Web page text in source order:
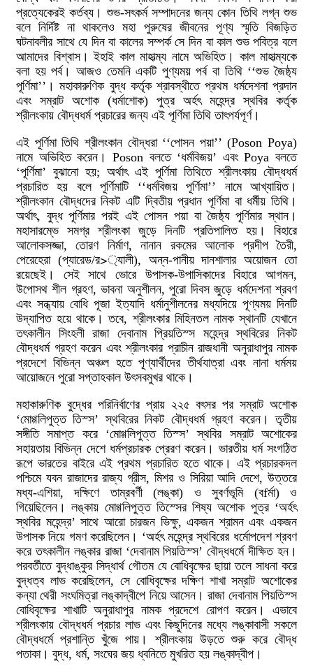
প্রত্যেকেরই কর্তব্য। শুভ-সৎকর্ম সম্পাদনের জন্য কোন তিথি লগ্ন শুভ
বলে নির্দিষ্ট না থাকলেও মহা পুরুষের জীবনের পূণ্য স্মৃতি বিজড়িত
ঘটনাবলীর সাথে যে দিন বা কালের সম্পর্ক সে দিন বা কাল শুভ পবিত্র বলে
আমাদের বিশ্বাস। ইহাই কাল মাহাত্ম্য নামে অভিহিত। কাল মাহাত্ম্যকে
বলা হয় পর্ব। আজও তেমনি একটি পুণ্যময় পর্ব বা তিথি ‘‘শুভ জৈষ্ঠ্য
পূর্ণিমা’’। মহাকারুণিক বুদ্ধ কর্তৃক শ্রাবস্থীতে প্রথম ধর্মদেশনা প্রদান
এবং সম্রাট অশোক (ধর্মাশোক) পুত্র অর্হৎ মহেন্দ্র স্থবির কর্তৃক
শ্রীলংকায় বৌদ্ধধর্ম প্রচারের জন্য এই পূর্ণিমা তিথি তাৎপর্যপূর্ণ।
এই পূর্ণিমা তিথি শ্রীলংকান বৌদ্ধরা ‘‘পোসন পয়া’’ (Poson Poya)
নামে অভিহিত করেন। Poson বলতে ‘ধর্মবিজয়’ এবং Poya বলতে
‘পূর্ণিমা’ বুঝানো হয়; অর্থাৎ এই পূর্ণিমা তিথিতে শ্রীলংকায় বৌদ্ধধর্ম
প্রচারিত হয় বলে পূর্ণিমাটি ‘‘ধর্মবিজয় পূর্ণিমা’’ নামে আখ্যায়িত।
শ্রীলংকান বৌদ্ধদের নিকট এটি দ্বিতীয় প্রধান পূর্ণিমা বা ধর্মীয় তিথি।
অর্থাৎ, বুদ্ধ পূর্ণিমার পরই এই পোসন পয়া বা জৈষ্ঠ্য পূর্ণিমার স্থান।
মহাসারম্ভে সমগ্র শ্রীলংকা জুড়ে দিনটি প্রতিপালিত হয়। বিহারে
আলোকসজ্জা, তোরণ নির্মাণ, নানান রকমের আলোক প্রদীপ তৈরী,
পেরেহেরা (প্যারেড/র>্যালী), অন্ন-পানীয় দানশালার অয়োজন তো
রয়েছেই। সেই সাথে ভোরে উপাসক-উপাসিকাদের বিহারে আগমন,
উপোসথ শীল গ্রহণ, ভাবনা অনুশীলন, পুরো দিবস জুড়ে ধর্মদেশনা শ্রবণ
এবং সন্ধ্যায় বোধি পূজা ইত্যাদি ধর্মানুশীলনের মধ্যদিয়ে পূণ্যময় দিনটি
উদ্যাপিত হয়ে থাকে। তবে, শ্রীলংকার মিহিনতল নামক স্থানটি যেখানে
তৎকালীন সিংহলী রাজা দেবানাম প্রিয়তিস্স মহেন্দ্র স্থবিরের নিকট
বৌদ্ধধর্ম গ্রহণ করেন এবং শ্রীলংকার প্রাচীন রাজধানী অনুরাধাপুর নামক
প্রদেশে বিভিন্ন অঞ্চল হতে পূণ্যার্থীদের তীর্থযাত্রা এবং নানা ধর্মময়
আয়োজনে পুরো সপ্তাহকাল উৎসবমুখর থাকে।
মহাকারুণিক বুদ্ধের পরিনির্বাণের প্রায় ২২৫ বৎসর পর সম্রাট অশোক
‘মোগ্গলিপুত্ত তিস্স’ স্থবিরের নিকট বৌদ্ধধর্ম গ্রহণ করেন। তৃতীয়
সঙ্গীতি সমাপ্ত করে ‘মোগ্গলিপুত্ত তিস্স’ স্থবির সম্রাট অশোকের
সহায়তায় বিভিন্ন দেশে ধর্মপ্রচারক প্রেরণ করেন। ভারতীয় ধর্ম সংগঠিত
রূপে ভারতের বাইরে এই প্রথম প্রচারিত হতে থাকে। এই প্রচারকদল
পশ্চিমে যবন রাজাদের রাজ্য গ্রীস, মিশর ও সিরিয়া আদি দেশে, উত্তরে
মধ্য-এশিয়া, দক্ষিণে তাম্রবর্ণী (লঙ্কা) ও সুবর্ণভূমি (বfর্মা) ও
গিয়েছিলেন। লঙ্কায় মোগ্গলিপুত্ত তিস্সের শিষ্য অশোক পুত্র ‘অর্হৎ
স্থবির মহেন্দ্র’ সাথে আরো চারজন ভিক্ষু, একজন শ্রামন এবং একজন
উপাসক নিয়ে গমণ করেছিলেন। ‘অর্হৎ মহেন্দ্র স্থবিরের ধর্মোপদেশ শ্রবণ
করে তৎকালীন লঙ্কার রাজা ‘দেবানাম পিয়তিস্স’ বৌদ্ধধর্মে দীক্ষিত হন।
পরবর্তীতে বুদ্ধাঙ্কুর সিদ্ধার্থ গৌতম যে বোধিবৃক্ষের ছায়া তলে সাধনা করে
বুদ্ধত্ব লাভ করেছিলেন, সে বোধিবৃক্ষের দক্ষিণ শাখা সম্রাট অশোকের
কন্যা থেরী সংঘমিত্রা লঙ্কাদ্বীপে নিয়ে আসেন। রাজা দেবানাম পিয়তিস্স
বোধিবৃক্ষের শাখাটি অনুরাধাপুর নামক প্রদেশে রোপণ করেন। এভাবে
শ্রীলংকায় বৌদ্ধধর্ম প্রচার লাভ এবং কিছুদিনের মধ্যে লঙ্কাবাসী সকলে
বৌদ্ধধর্মে প্রশান্তি খুঁজে পায়। শ্রীলংকায় উড়তে শুরু করে বৌদ্ধ
পতাকা। বুদ্ধ, ধর্ম, সংঘের জয় ধ্বনিতে মুখরিত হয় লঙ্কাদ্বীপ।